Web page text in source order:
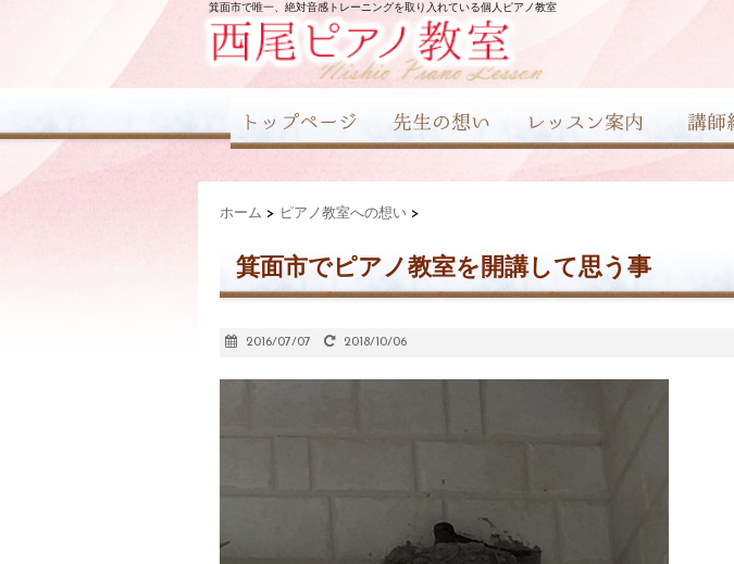
箕面市で唯一、絶対音感トレーニングを取り入れている個人ピアノ教室
ホーム > ピアノ教室への想い >
箕面市でピアノ教室を開講して思う事
2016/07/07 2018/10/06